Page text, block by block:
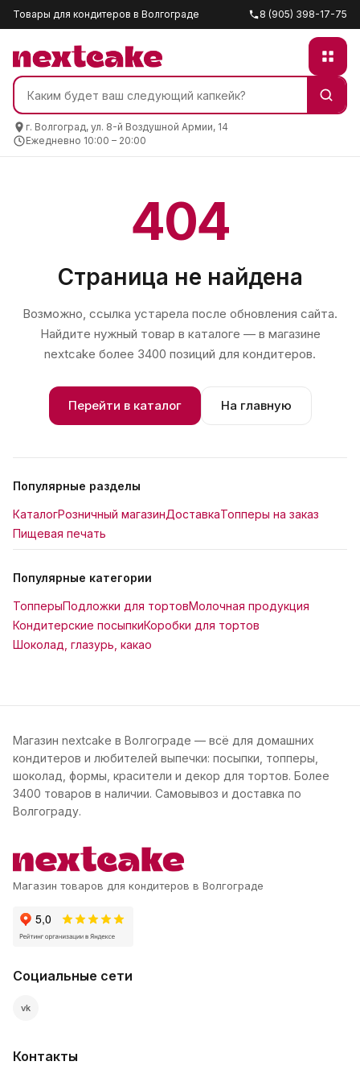
Товары для кондитеров в Волгограде 8 (905) 398-17-75
г. Волгоград, ул. 8-й Воздушной Армии, 14
Ежедневно 10:00 – 20:00
404
Страница не найдена
Возможно, ссылка устарела после обновления сайта.
Найдите нужный товар в каталоге — в магазине
nextcake более 3400 позиций для кондитеров.
Перейти в каталог На главную
Популярные разделы
КаталогРозничный магазинДоставкаТопперы на заказ
Пищевая печать
Популярные категории
ТопперыПодложки для тортовМолочная продукция
Кондитерские посыпкиКоробки для тортов
Шоколад, глазурь, какао
Магазин nextcake в Волгограде — всё для домашних
кондитеров и любителей выпечки: посыпки, топперы,
шоколад, формы, красители и декор для тортов. Более
3400 товаров в наличии. Самовывоз и доставка по
Волгограду.
Магазин товаров для кондитеров в Волгограде
Социальные сети
vk
Контакты